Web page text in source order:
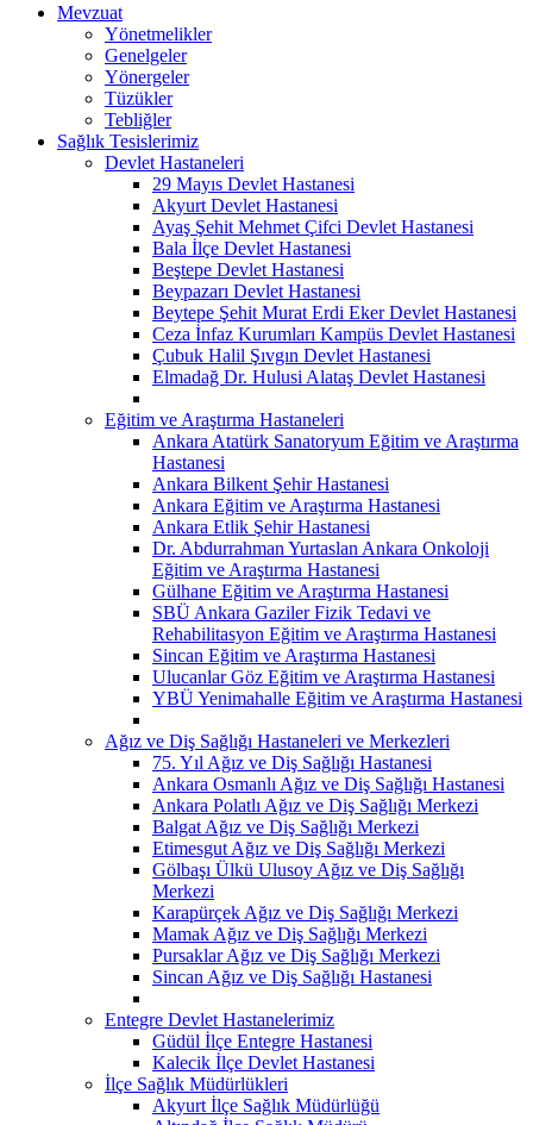
Mevzuat
Yönetmelikler
Genelgeler
Yönergeler
Tüzükler
Tebliğler
Sağlık Tesislerimiz
Devlet Hastaneleri
29 Mayıs Devlet Hastanesi
Akyurt Devlet Hastanesi
Ayaş Şehit Mehmet Çifci Devlet Hastanesi
Bala İlçe Devlet Hastanesi
Beştepe Devlet Hastanesi
Beypazarı Devlet Hastanesi
Beytepe Şehit Murat Erdi Eker Devlet Hastanesi
Ceza İnfaz Kurumları Kampüs Devlet Hastanesi
Çubuk Halil Şıvgın Devlet Hastanesi
Elmadağ Dr. Hulusi Alataş Devlet Hastanesi
Eğitim ve Araştırma Hastaneleri
Ankara Atatürk Sanatoryum Eğitim ve Araştırma
Hastanesi
Ankara Bilkent Şehir Hastanesi
Ankara Eğitim ve Araştırma Hastanesi
Ankara Etlik Şehir Hastanesi
Dr. Abdurrahman Yurtaslan Ankara Onkoloji
Eğitim ve Araştırma Hastanesi
Gülhane Eğitim ve Araştırma Hastanesi
SBÜ Ankara Gaziler Fizik Tedavi ve
Rehabilitasyon Eğitim ve Araştırma Hastanesi
Sincan Eğitim ve Araştırma Hastanesi
Ulucanlar Göz Eğitim ve Araştırma Hastanesi
YBÜ Yenimahalle Eğitim ve Araştırma Hastanesi
Ağız ve Diş Sağlığı Hastaneleri ve Merkezleri
75. Yıl Ağız ve Diş Sağlığı Hastanesi
Ankara Osmanlı Ağız ve Diş Sağlığı Hastanesi
Ankara Polatlı Ağız ve Diş Sağlığı Merkezi
Balgat Ağız ve Diş Sağlığı Merkezi
Etimesgut Ağız ve Diş Sağlığı Merkezi
Gölbaşı Ülkü Ulusoy Ağız ve Diş Sağlığı
Merkezi
Karapürçek Ağız ve Diş Sağlığı Merkezi
Mamak Ağız ve Diş Sağlığı Merkezi
Pursaklar Ağız ve Diş Sağlığı Merkezi
Sincan Ağız ve Diş Sağlığı Hastanesi
Entegre Devlet Hastanelerimiz
Güdül İlçe Entegre Hastanesi
Kalecik İlçe Devlet Hastanesi
İlçe Sağlık Müdürlükleri
Akyurt İlçe Sağlık Müdürlüğü